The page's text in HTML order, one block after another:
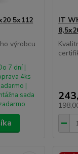
5x112
výrobcu
7 dní |
4ks
|
sada
IT